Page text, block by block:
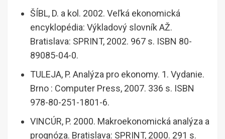
ŠÍBL, D. a kol. 2002. Veľká ekonomická
encyklopédia: Výkladový slovník AŽ.
Bratislava: SPRINT, 2002. 967 s. ISBN 80-
89085-04-0.
TULEJA, P. Analýza pro ekonomy. 1. Vydanie.
Brno : Computer Press, 2007. 336 s. ISBN
978-80-251-1801-6.
VINCÚR, P. 2000. Makroekonomická analýza a
prognóza. Bratislava: SPRINT, 2000. 291 s.